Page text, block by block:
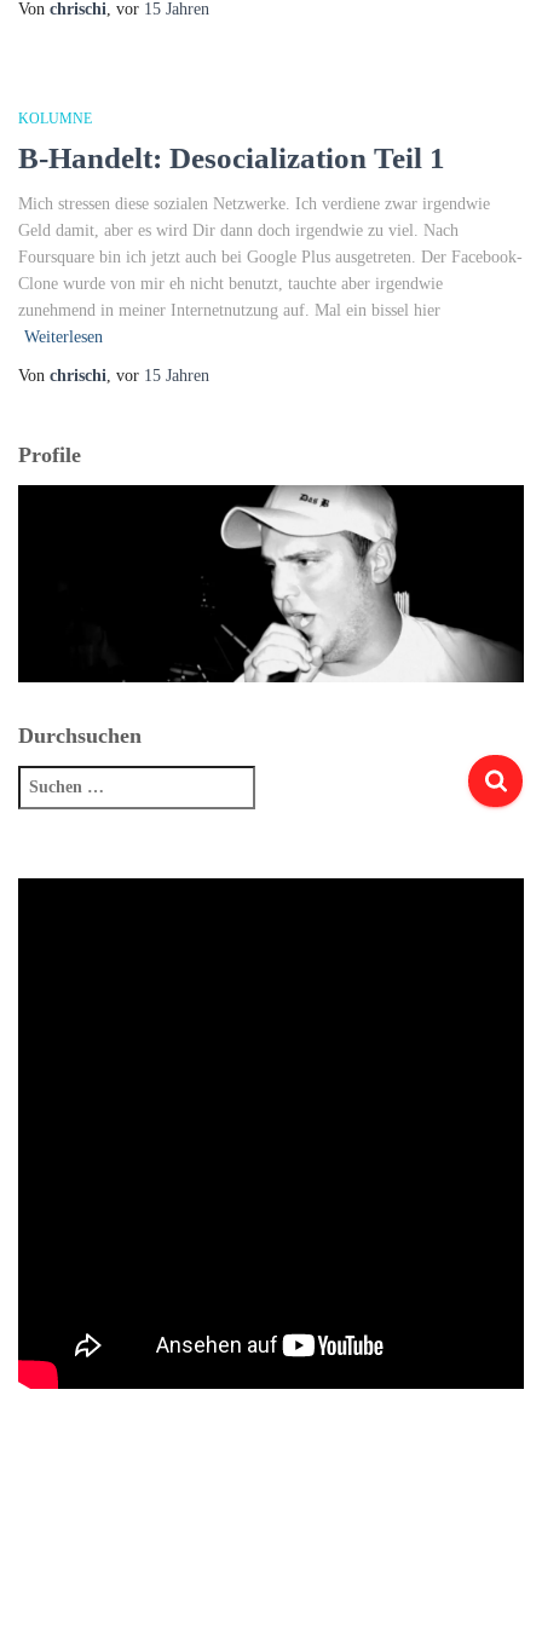
Von chrischi, vor 15 Jahren
KOLUMNE
B-Handelt: Desocialization Teil 1
Mich stressen diese sozialen Netzwerke. Ich verdiene zwar irgendwie
Geld damit, aber es wird Dir dann doch irgendwie zu viel. Nach
Foursquare bin ich jetzt auch bei Google Plus ausgetreten. Der Facebook-
Clone wurde von mir eh nicht benutzt, tauchte aber irgendwie
zunehmend in meiner Internetnutzung auf. Mal ein bissel hier
Weiterlesen
Von chrischi, vor 15 Jahren
Profile
Durchsuchen
Suchen
nach: